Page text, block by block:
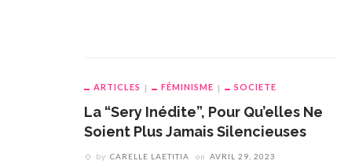
ARTICLES FÉMINISME SOCIETE
La “Sery Inédite”, Pour Qu’elles Ne
Soient Plus Jamais Silencieuses
by CARELLE LAETITIA on AVRIL 29, 2023